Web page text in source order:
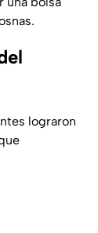
lograron